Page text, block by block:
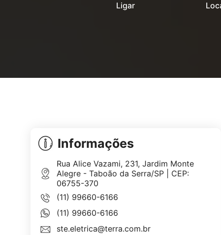
Ligar
Informações
Rua Alice Vazami, 231, Jardim Monte
Alegre - Taboão da Serra/SP | CEP:
06755-370
(11) 99660-6166
(11) 99660-6166
ste.eletrica@terra.com.br